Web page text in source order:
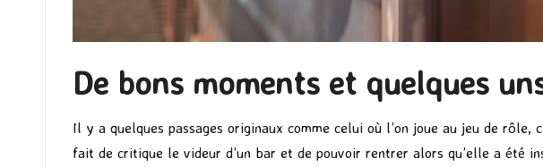
De bons moments et quelques
Il y a quelques passages originaux comme celui où l’on joue au jeu de
fait de critique le videur d’un bar et de pouvoir rentrer alors qu’elle a été